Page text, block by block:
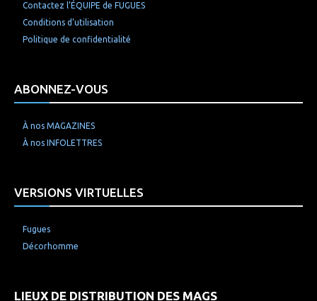
Contactez l’ÉQUIPE de FUGUES
Conditions d’utilisation
Politique de confidentialité
ABONNEZ-VOUS
À nos MAGAZINES
À nos INFOLETTRES
VERSIONS VIRTUELLES
Fugues
Décorhomme
LIEUX DE DISTRIBUTION DES MAGS